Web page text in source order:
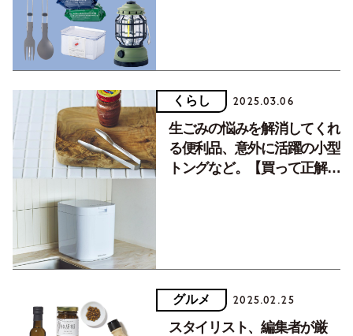
くらし 2025.03.06
生ごみの悩みを解消してくれ
る便利品、意外に活躍の小型
トングなど。【買って正解／
グルメ 2025.02.25
スタイリスト、編集者が厳